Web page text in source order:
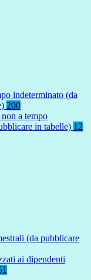
indeterminato (da
200
a tempo
in tabelle) 12
(da pubblicare
ai dipendenti